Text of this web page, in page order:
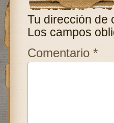
Tu dirección de
Los campos
Comentario *